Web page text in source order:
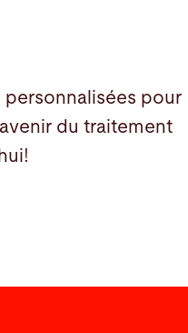
pour
du traitement